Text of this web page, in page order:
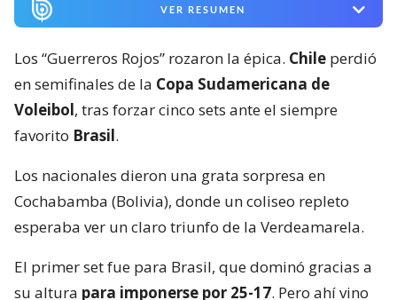
VER RESUMEN
Los “Guerreros Rojos” rozaron la épica. Chile perdió
en semifinales de la Copa Sudamericana de
Voleibol, tras forzar cinco sets ante el siempre
favorito Brasil.
Los nacionales dieron una grata sorpresa en
Cochabamba (Bolivia), donde un coliseo repleto
esperaba ver un claro triunfo de la Verdeamarela.
El primer set fue para Brasil, que dominó gracias a
su altura para imponerse por 25-17. Pero ahí vino